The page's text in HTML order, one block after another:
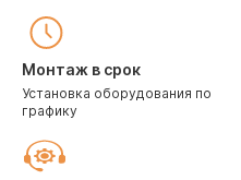
Монтаж в срок
Установка оборудования по
графику